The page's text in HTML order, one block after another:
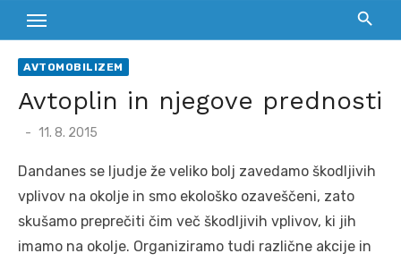
AVTOMOBILIZEM
Avtoplin in njegove prednosti
Posted
11. 8. 2015
Dandanes se ljudje že veliko bolj zavedamo škodljivih
vplivov na okolje in smo ekološko ozaveščeni, zato
skušamo preprečiti čim več škodljivih vplivov, ki jih
imamo na okolje. Organiziramo tudi različne akcije in